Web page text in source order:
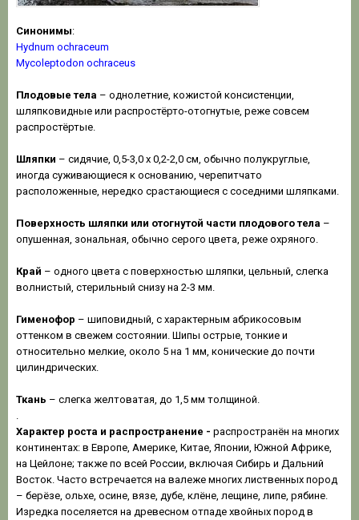
Синонимы:
Hydnum ochraceum
Mycoleptodon ochraceus
Плодовые тела – однолетние, кожистой консистенции,
шляпковидные или распростёрто-отогнутые, реже совсем
распростёртые.
Шляпки – сидячие, 0,5-3,0 х 0,2-2,0 см, обычно полукруглые,
иногда суживающиеся к основанию, черепитчато
расположенные, нередко срастающиеся с соседними шляпками.
Поверхность шляпки или отогнутой части плодового тела –
опушенная, зональная, обычно серого цвета, реже охряного.
Край – одного цвета с поверхностью шляпки, цельный, слегка
волнистый, стерильный снизу на 2-3 мм.
Гименофор – шиповидный, с характерным абрикосовым
оттенком в свежем состоянии. Шипы острые, тонкие и
относительно мелкие, около 5 на 1 мм, конические до почти
цилиндрических.
Ткань – слегка желтоватая, до 1,5 мм толщиной.
Характер роста и распространение - распространён на многих
континентах: в Европе, Америке, Китае, Японии, Южной Африке,
на Цейлоне; также по всей России, включая Сибирь и Дальний
Восток. Часто встречается на валеже многих лиственных пород
– берёзе, ольхе, осине, вязе, дубе, клёне, лещине, липе, рябине.
Изредка поселяется на древесном отпаде хвойных пород в